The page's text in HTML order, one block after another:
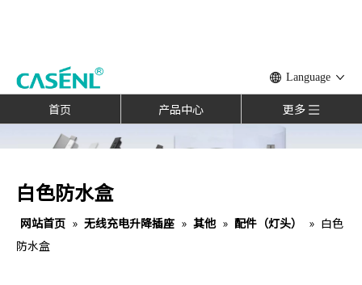
Language
首页 产品中心 更多
白色防水盒
网站首页 » 无线充电升降插座 » 其他 » 配件（灯头） » 白色
防水盒